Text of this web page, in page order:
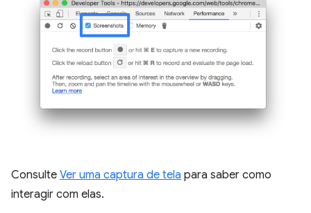
Consulte Ver uma captura de tela para saber como
interagir com elas.